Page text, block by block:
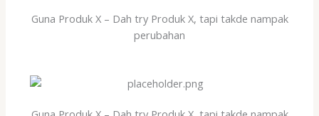
Guna Produk X – Dah try Produk X, tapi takde nampak
perubahan